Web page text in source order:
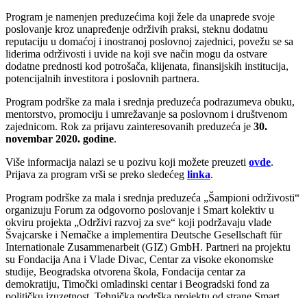
Program je namenjen preduzećima koji žele da unaprede svoje
poslovanje kroz unapređenje održivih praksi, steknu dodatnu
reputaciju u domaćoj i inostranoj poslovnoj zajednici, povežu se sa
liderima održivosti i uvide na koji sve način mogu da ostvare
dodatne prednosti kod potrošača, klijenata, finansijskih institucija,
potencijalnih investitora i poslovnih partnera.
Program podrške za mala i srednja preduzeća podrazumeva obuku,
mentorstvo, promociju i umrežavanje sa poslovnom i društvenom
zajednicom. Rok za prijavu zainteresovanih preduzeća je 30.
novembar 2020. godine.
Više informacija nalazi se u pozivu koji možete preuzeti ovde.
Prijava za program vrši se preko sledećeg linka.
Program podrške za mala i srednja preduzeća „Šampioni održivosti“
organizuju Forum za odgovorno poslovanje i Smart kolektiv u
okviru projekta „Održivi razvoj za sve“ koji podržavaju vlade
Švajcarske i Nemačke a implementira Deutsche Gesellschaft für
Internationale Zusammenarbeit (GIZ) GmbH. Partneri na projektu
su Fondacija Ana i Vlade Divac, Centar za visoke ekonomske
studije, Beogradska otvorena škola, Fondacija centar za
demokratiju, Timočki omladinski centar i Beogradski fond za